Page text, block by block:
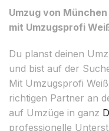
Umzug von
mit Umzugsprofi
Du planst deinen
und bist auf der
Mit Umzugsprofi
richtigen Partner an
auf Umzüge in ganz
professionelle